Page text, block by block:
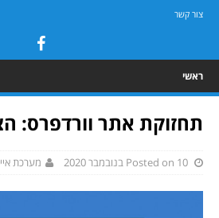
צור קשר
ראשי
תחזוקת אתר וורדפרס:
מערכת